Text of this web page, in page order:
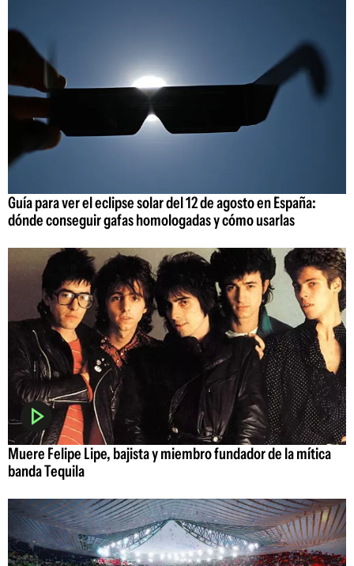
Guía para ver el eclipse solar del 12 de agosto en España:
dónde conseguir gafas homologadas y cómo usarlas
Muere Felipe Lipe, bajista y miembro fundador de la mítica
banda Tequila